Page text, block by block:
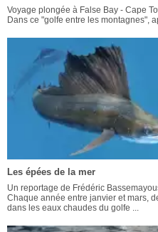
Voyage plongée à False Bay - Cape
Dans ce "golfe entre les montagnes",
Les épées de la mer
Un reportage de Frédéric
Chaque année entre janvier et mars,
dans les eaux chaudes du golfe ...